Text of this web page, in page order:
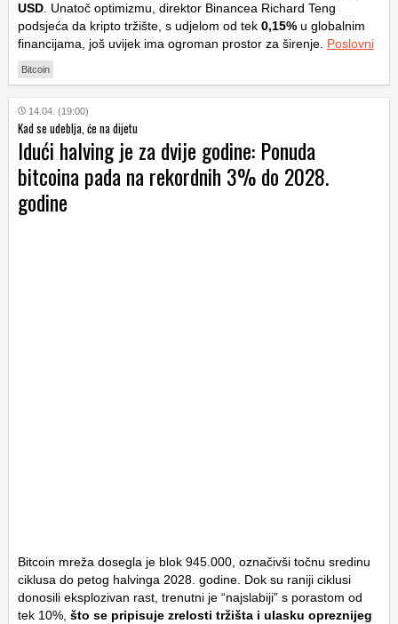
USD . Unatoč optimizmu, direktor Binancea Richard Teng
podsjeća da kripto tržište, s udjelom od tek 0,15% u globalnim
financijama, još uvijek ima ogroman prostor za širenje. Poslovni
Bitcoin
14.04. (19:00)
Kad se udeblja, će na dijetu
Idući halving je za dvije godine: Ponuda
bitcoina pada na rekordnih 3% do 2028.
godine
Bitcoin mreža dosegla je blok 945.000, označivši točnu sredinu
ciklusa do petog halvinga 2028. godine. Dok su raniji ciklusi
donosili eksplozivan rast, trenutni je “najslabiji” s porastom od
tek 10%, što se pripisuje zrelosti tržišta i ulasku opreznijeg